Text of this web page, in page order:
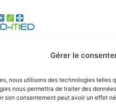
Gérer le
nous utilisons des technologies
nous permettra de traiter des
son consentement peut avoir un effet
climatisation, ECS,
à Marseille, Toulon,